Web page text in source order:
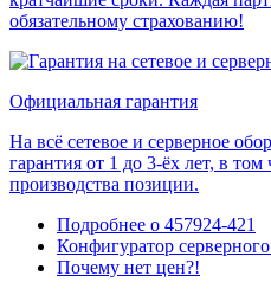
обязательному страхованию!
Официальная гарантия
На всё сетевое и серверное
гарантия от 1 до 3-ёх лет, в том
производства позиции.
Подробнее о 457924-421
Конфигуратор
Почему нет цен?!